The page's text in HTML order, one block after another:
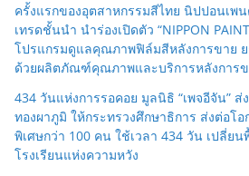
ครั้งแรกของอุตสาหกรรมสีไทย นิปปอนเพ
เทรดชั้นนำ นำร่องเปิดตัว “NIPPON PAINT
โปรแกรมดูแลคุณภาพฟิล์มสีหลังการขาย
ด้วยผลิตภัณฑ์คุณภาพและบริการหลังการข
434 วันแห่งการรอคอย มูลนิธิ “เพจอีจัน” ส่
ทองผาภูมิ ให้กระทรวงศึกษาธิการ ส่งต่อโอ
พิเศษกว่า 100 คน ใช้เวลา 434 วัน เปลี่ย
โรงเรียนแห่งความหวัง